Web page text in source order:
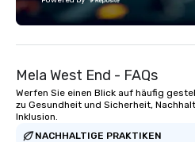
Mela West End - FAQs
Werfen Sie einen Blick auf häufig
zu Gesundheit und Sicherheit,
Inklusion.
NACHHALTIGE PRAKTIKEN